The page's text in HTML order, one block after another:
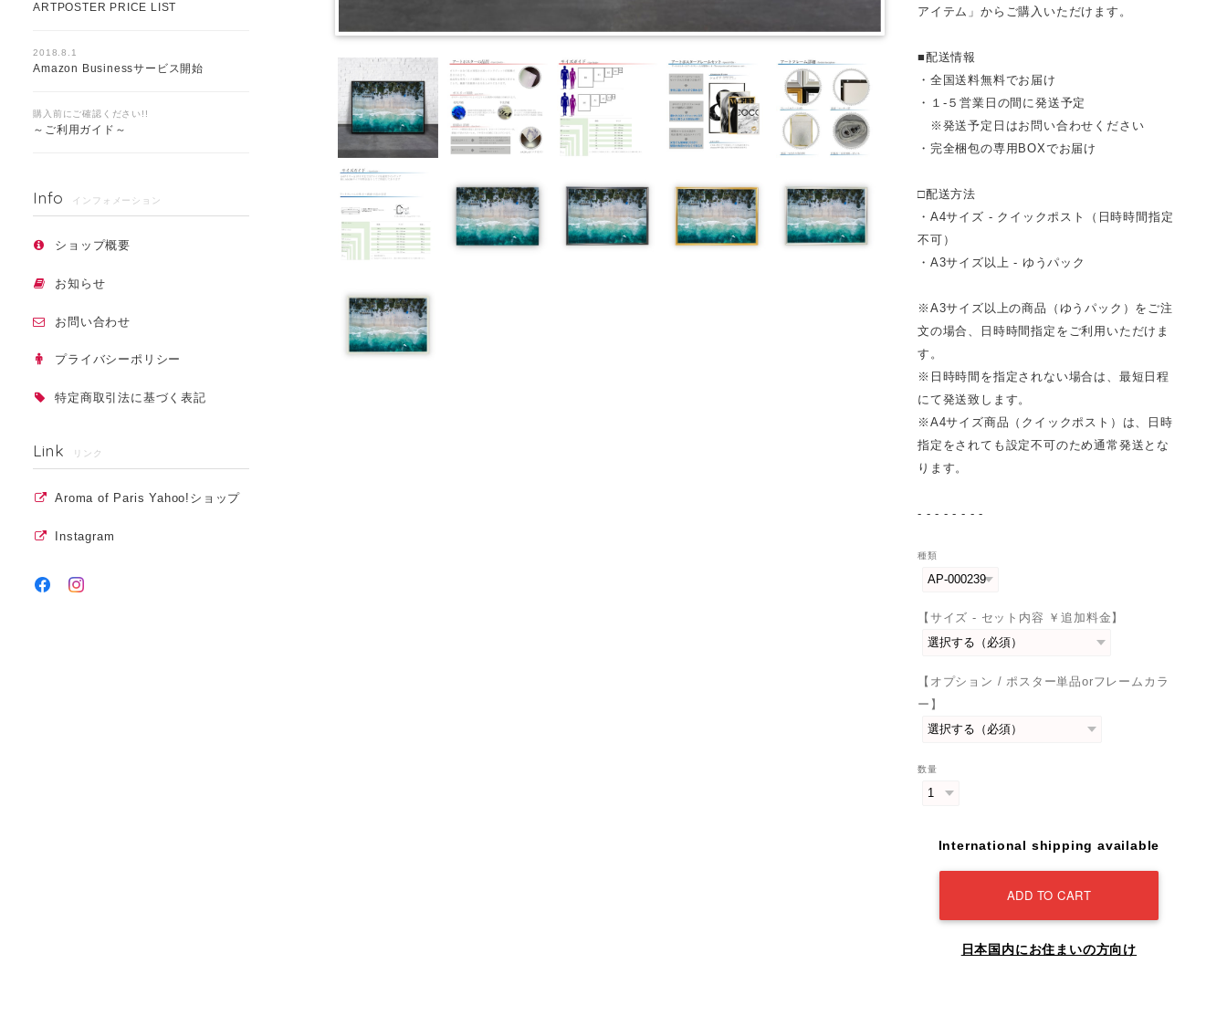
ARTPOSTER PRICE LIST
2018.8.1
Amazon Businessサービス開始
購入前にご確認ください!!
～ご利用ガイド～
Info インフォメーション
ショップ概要
お知らせ
お問い合わせ
プライバシーポリシー
特定商取引法に基づく表記
Link リンク
Aroma of Paris Yahoo!ショップ
Instagram
アイテム」からご購入いただけます。
■配送情報
・全国送料無料でお届け
・１-５営業日の間に発送予定
※発送予定日はお問い合わせください
・完全梱包の専用BOXでお届け
□配送方法
・A4サイズ - クイックポスト（日時時間指定
不可）
・A3サイズ以上 - ゆうパック
※A3サイズ以上の商品（ゆうパック）をご注
文の場合、日時時間指定をご利用いただけま
す。
※日時時間を指定されない場合は、最短日程
にて発送致します。
※A4サイズ商品（クイックポスト）は、日時
指定をされても設定不可のため通常発送とな
ります。
- - - - - - - -
種類
【サイズ - セット内容 ￥追加料金】
【オプション / ポスター単品orフレームカラ
ー】
数量
International shipping available
ADD TO CART
日本国内にお住まいの方向け